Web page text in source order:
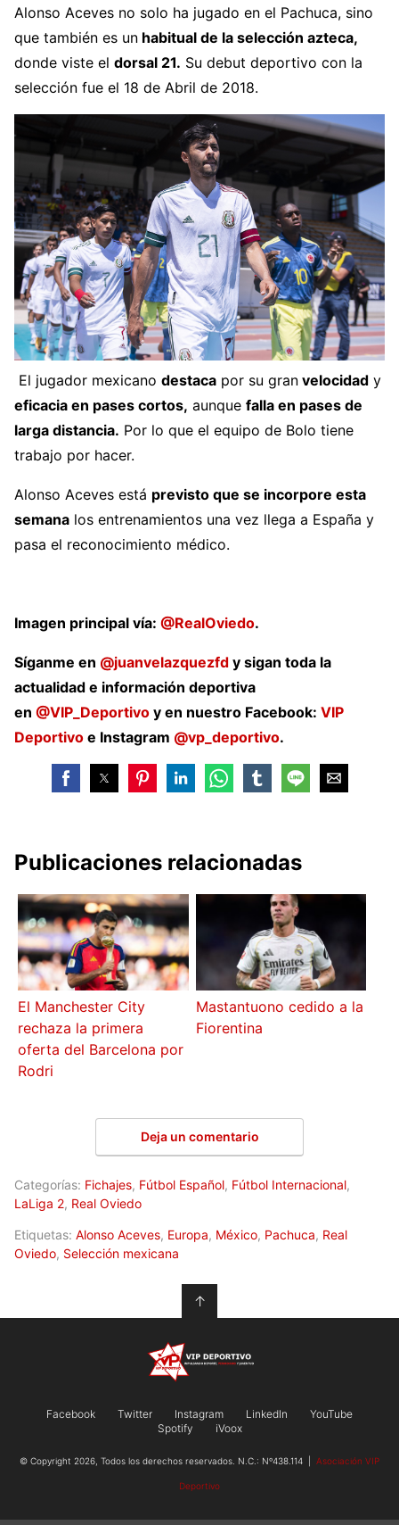
Alonso Aceves no solo ha jugado en el Pachuca, sino
que también es un habitual de la selección azteca,
donde viste el dorsal 21. Su debut deportivo con la
selección fue el 18 de Abril de 2018.
El jugador mexicano destaca por su gran velocidad y
eficacia en pases cortos, aunque falla en pases de
larga distancia. Por lo que el equipo de Bolo tiene
trabajo por hacer.
Alonso Aceves está previsto que se incorpore esta
semana los entrenamientos una vez llega a España y
pasa el reconocimiento médico.
Imagen principal vía: @RealOviedo.
Síganme en @juanvelazquezfd y sigan toda la
actualidad e información deportiva
en @VIP_Deportivo y en nuestro Facebook: VIP
Deportivo e Instagram @vp_deportivo.
Publicaciones relacionadas
El Manchester City
rechaza la primera
oferta del Barcelona por
Rodri
Mastantuono cedido a la
Fiorentina
Deja un comentario
Categorías: Fichajes, Fútbol Español, Fútbol Internacional,
LaLiga 2, Real Oviedo
Etiquetas: Alonso Aceves, Europa, México, Pachuca, Real
Oviedo, Selección mexicana
↑
Facebook Twitter Instagram LinkedIn
YouTube
Spotify
iVoox
© Copyright 2026, Todos los derechos reservados. N.C.: Nº438.114 | Asociación VIP
Deportivo